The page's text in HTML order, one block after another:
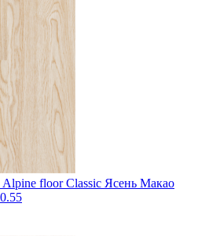
floor Classic Ясень Макао